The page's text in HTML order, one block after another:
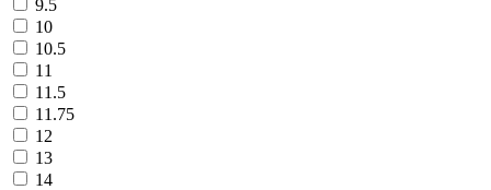
9.5
10
10.5
11
11.5
11.75
12
13
14